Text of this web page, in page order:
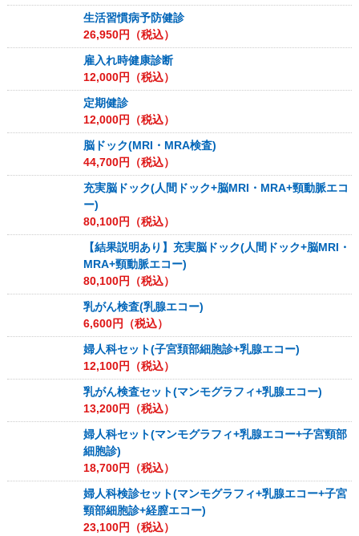
生活習慣病予防健診
26,950円（税込）
雇入れ時健康診断
12,000円（税込）
定期健診
12,000円（税込）
脳ドック(MRI・MRA検査)
44,700円（税込）
充実脳ドック(人間ドック+脳MRI・MRA+頸動脈エコ
ー)
80,100円（税込）
【結果説明あり】充実脳ドック(人間ドック+脳MRI・
MRA+頸動脈エコー)
80,100円（税込）
乳がん検査(乳腺エコー)
6,600円（税込）
婦人科セット(子宮頚部細胞診+乳腺エコー)
12,100円（税込）
乳がん検査セット(マンモグラフィ+乳腺エコー)
13,200円（税込）
婦人科セット(マンモグラフィ+乳腺エコー+子宮頸部
細胞診)
18,700円（税込）
婦人科検診セット(マンモグラフィ+乳腺エコー+子宮
頸部細胞診+経膣エコー)
23,100円（税込）